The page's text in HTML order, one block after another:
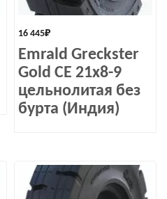
16 445₽
Emrald Greckster
Gold СЕ 21х8-9
цельнолитая без
бурта (Индия)